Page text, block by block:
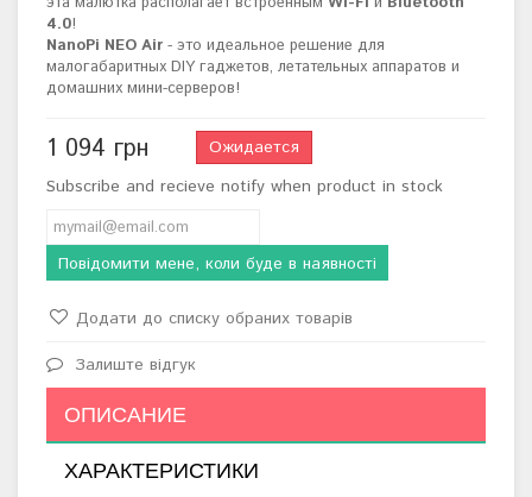
4.0!
NanoPi NEO Air - это идеальное решение для
малогабаритных DIY гаджетов, летательных аппаратов и
домашних мини-серверов!
1 094 грн
Ожидается
Subscribe and recieve notify when product in stock
Повідомити мене, коли буде в наявності
Додати до списку обраних товарів
Залиште відгук
ОПИСАНИЕ
ХАРАКТЕРИСТИКИ